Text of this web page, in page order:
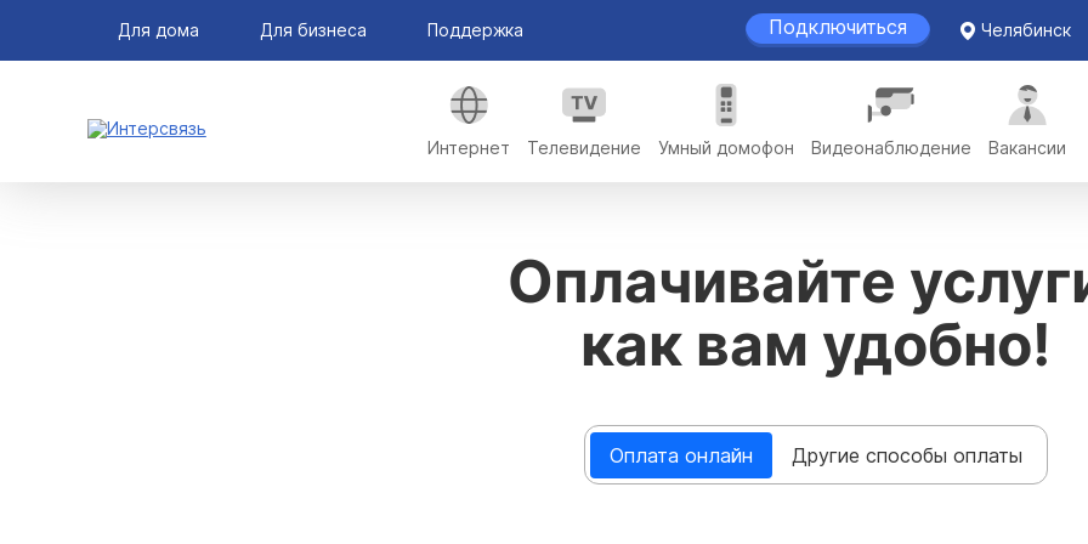
Для дома Для бизнеса Поддержка Подключиться Челябинск
Интернет Телевидение Умный домофон Видеонаблюдение Вакансии
Оплачивайте
как вам удобно!
Оплата онлайн Другие способы оплаты